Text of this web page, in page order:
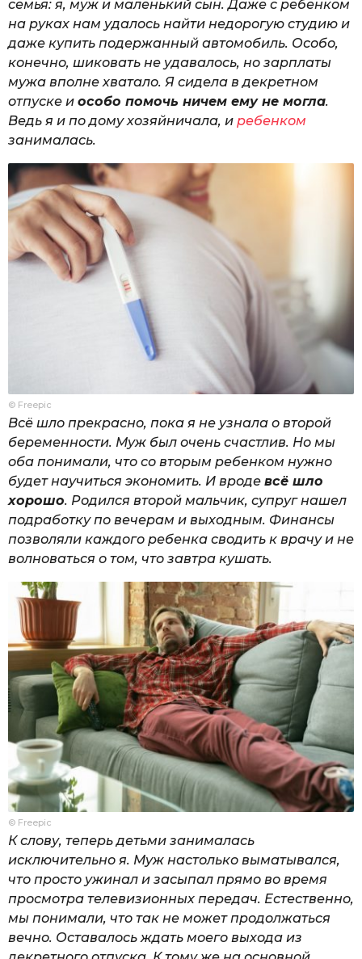
семья: я, муж и маленький сын. Даже с ребенком
на руках нам удалось найти недорогую студию и
даже купить подержанный автомобиль. Особо,
конечно, шиковать не удавалось, но зарплаты
мужа вполне хватало. Я сидела в декретном
отпуске и особо помочь ничем ему не могла.
Ведь я и по дому хозяйничала, и ребенком
занималась.
© Freepic
Всё шло прекрасно, пока я не узнала о второй
беременности. Муж был очень счастлив. Но мы
оба понимали, что со вторым ребенком нужно
будет научиться экономить. И вроде всё шло
хорошо. Родился второй мальчик, супруг нашел
подработку по вечерам и выходным. Финансы
позволяли каждого ребенка сводить к врачу и не
волноваться о том, что завтра кушать.
© Freepic
К слову, теперь детьми занималась
исключительно я. Муж настолько выматывался,
что просто ужинал и засыпал прямо во время
просмотра телевизионных передач. Естественно,
мы понимали, что так не может продолжаться
вечно. Оставалось ждать моего выхода из